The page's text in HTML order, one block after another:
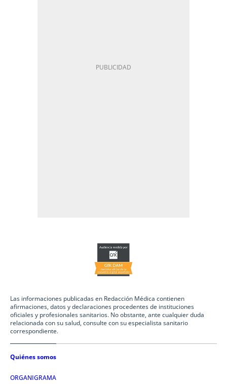
Las informaciones publicadas en Redacción Médica contienen
afirmaciones, datos y declaraciones procedentes de instituciones
oficiales y profesionales sanitarios. No obstante, ante cualquier duda
relacionada con su salud, consulte con su especialista sanitario
correspondiente.
Quiénes somos
ORGANIGRAMA